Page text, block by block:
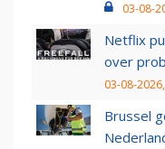
03-08-
Netflix
over
03-08-
Brussel